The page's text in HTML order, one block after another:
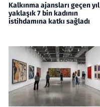
Kalkınma ajansları geçen yıl
yaklaşık 7 bin kadının
istihdamına katkı sağladı